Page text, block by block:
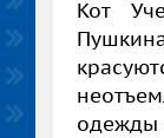
Кот
одежды